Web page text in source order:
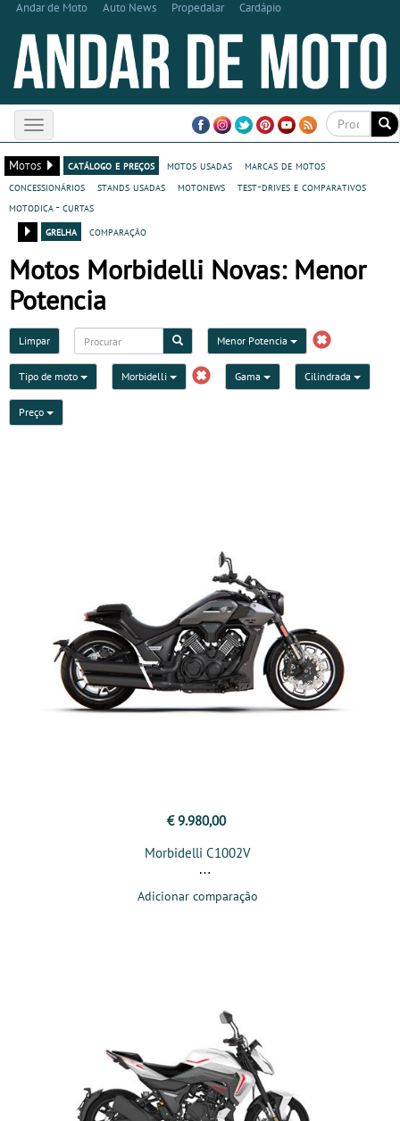
Andar de Moto Auto News Propedalar Cardápio
Toggle
navigation
Motos
catálogo e preços motos usadas
marcas de motos
concessionários
stands usadas motonews
test-drives e comparativos
motodica - curtas
grelha
comparação
Motos Morbidelli Novas: Menor
Potencia
Limpar Menor Potencia
Tipo de moto Morbidelli Gama Cilindrada
Preço
€ 9.980,00
Morbidelli C1002V
Adicionar comparação